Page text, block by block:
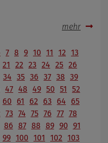
mehr
7 8 9 10 11 12 13
21 22 23 24 25 26
34 35 36 37 38 39
47 48 49 50 51
52
60 61 62 63 64
65
73 74 75 76 77 78
86 87 88 89 90 91
99 100 101 102 103